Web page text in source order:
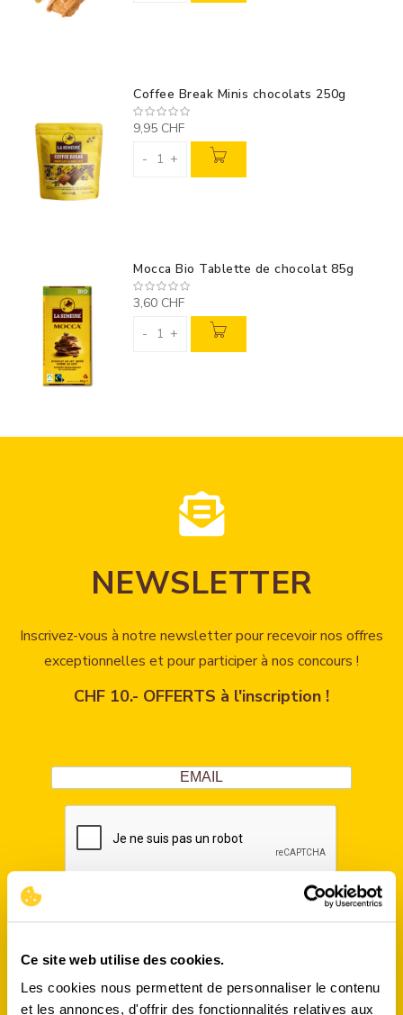
Ce site web utilise des cookies.
Les cookies nous permettent de personnaliser le contenu
et les annonces, d'offrir des fonctionnalités relatives aux
Coffee Break Minis chocolats 250g
9,95 CHF
-
+
Mocca Bio Tablette de chocolat 85g
3,60 CHF
-
+
NEWSLETTER
Inscrivez-vous à notre newsletter pour recevoir nos offres
exceptionnelles et pour participer à nos concours !
CHF 10.- OFFERTS à l'inscription !